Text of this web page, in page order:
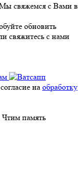
свяжемся с Вами в
обновить
свяжитесь с нами
на обработку
память